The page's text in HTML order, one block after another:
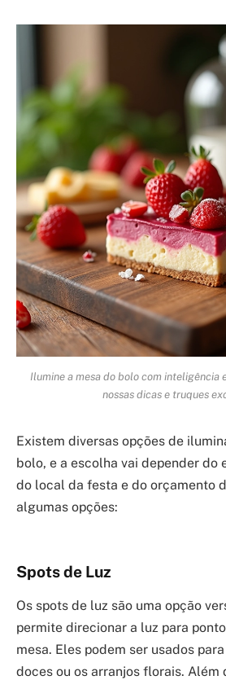
Ilumine a mesa do bolo com inteligência
nossas dicas e truques
Existem diversas opções de
bolo, e a escolha vai depender do
do local da festa e do orçamento
algumas opções:
Spots de Luz
Os spots de luz são uma opção
permite direcionar a luz para
mesa. Eles podem ser usados
doces ou os arranjos florais. Além